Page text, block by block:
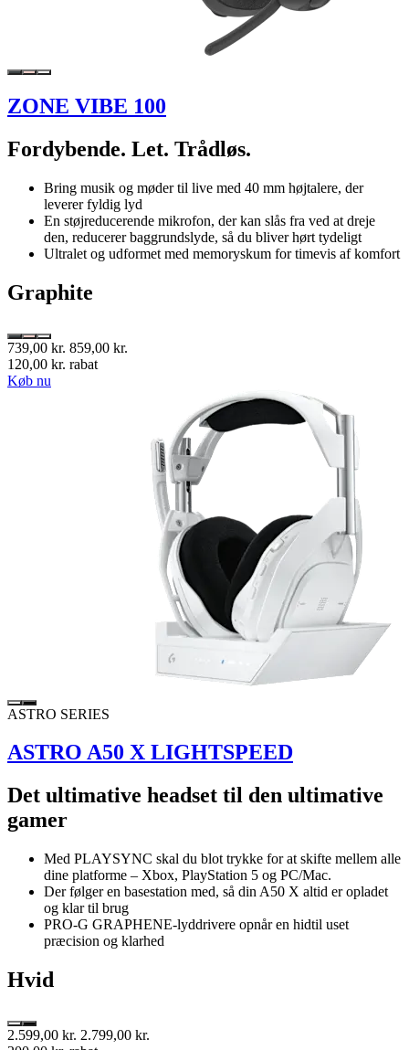
ZONE VIBE 100
Fordybende. Let. Trådløs.
Bring musik og møder til live med 40 mm højtalere, der
leverer fyldig lyd
En støjreducerende mikrofon, der kan slås fra ved at dreje
den, reducerer baggrundslyde, så du bliver hørt tydeligt
Ultralet og udformet med memoryskum for timevis af komfort
Graphite
739,00 kr. 859,00 kr.
120,00 kr. rabat
Køb nu
ASTRO SERIES
ASTRO A50 X LIGHTSPEED
Det ultimative headset til den ultimative
gamer
Med PLAYSYNC skal du blot trykke for at skifte mellem alle
dine platforme – Xbox, PlayStation 5 og PC/Mac.
Der følger en basestation med, så din A50 X altid er opladet
og klar til brug
PRO-G GRAPHENE-lyddrivere opnår en hidtil uset
præcision og klarhed
Hvid
2.599,00 kr. 2.799,00 kr.